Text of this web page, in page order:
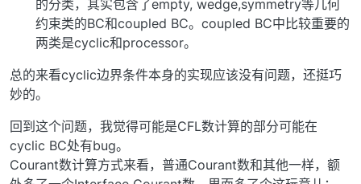
的分类，其实包含了empty, wedge,symmetry等几何
约束类的BC和coupled BC。coupled BC中比较重要的
两类是cyclic和processor。
总的来看cyclic边界条件本身的实现应该没有问题，还挺巧
妙的。
回到这个问题，我觉得可能是CFL数计算的部分可能在
cyclic BC处有bug。
Courant数计算方式来看，普通Courant数和其他一样，额